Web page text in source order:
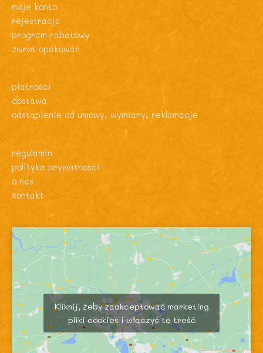
moje konto
rejestracja
program rabatowy
zwrot opakowań
płatności
dostawa
odstąpienie od umowy, wymiany, reklamacje
regulamin
polityka prywatności
o nas
kontakt
Kliknij, żeby zaakceptować marketing
pliki cookies i włączyć tę treść